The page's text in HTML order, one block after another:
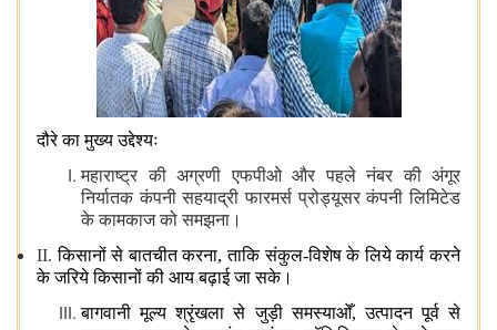
दौरे का मुख्य उद्देश्यः
महाराष्ट्र की अग्रणी एफपीओ और पहले नंबर की अंगूर
निर्यातक कंपनी सहयाद्री फारमर्स प्रोड्यूसर कंपनी लिमिटेड
के कामकाज को समझना।
II.किसानों से बातचीत करना, ताकि संकुल-विशेष के लिये कार्य करने
के जरिये किसानों की आय बढ़ाई जा सके।
बागवानी मूल्य श्रृंखला से जुड़ी समस्याओँ, उत्पादन पूर्व से